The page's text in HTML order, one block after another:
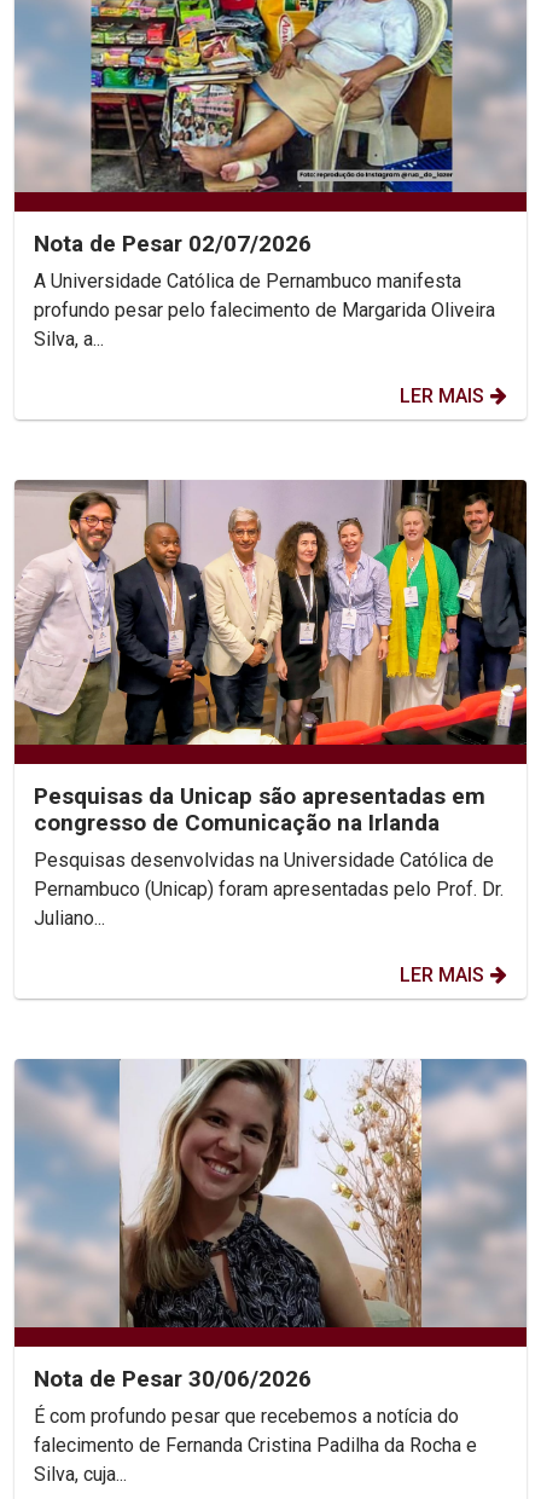
Nota de Pesar 02/07/2026
A Universidade Católica de Pernambuco manifesta
profundo pesar pelo falecimento de Margarida Oliveira
Silva, a...
LER MAIS
Pesquisas da Unicap são apresentadas em
congresso de Comunicação na Irlanda
Pesquisas desenvolvidas na Universidade Católica de
Pernambuco (Unicap) foram apresentadas pelo Prof. Dr.
Juliano...
LER MAIS
Nota de Pesar 30/06/2026
É com profundo pesar que recebemos a notícia do
falecimento de Fernanda Cristina Padilha da Rocha e
Silva, cuja...